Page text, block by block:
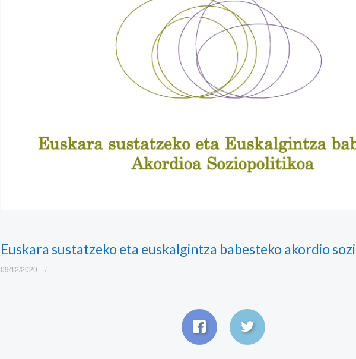
Euskara sustatzeko eta euskalgintza babesteko akordio
09/12/2020